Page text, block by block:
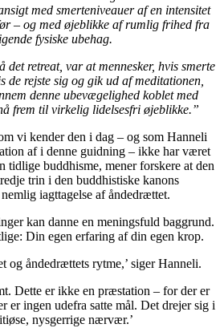
med smerteniveauer af en intensitet
– og med øjeblikke af rumlig frihed fra
fysiske ubehag.
det retreat, var at mennesker, hvis smerte
de rejste sig og gik ud af meditationen,
denne ubevægelighed koblet med
frem til virkelig lidelsesfri øjeblikke.”
vi kender den i dag – og som Hanneli
af i denne guidning – ikke har været
tidlige buddhisme, mener forskere at den
trin i den buddhistiske kanons
iagttagelse af åndedrættet.
kan danne en meningsfuld baggrund.
Din egen erfaring af din egen krop.
og åndedrættets rytme,’ siger Hanneli.
Dette er ikke en præstation – for der er
er ingen udefra satte mål. Det drejer sig i
nysgerrige nærvær.’